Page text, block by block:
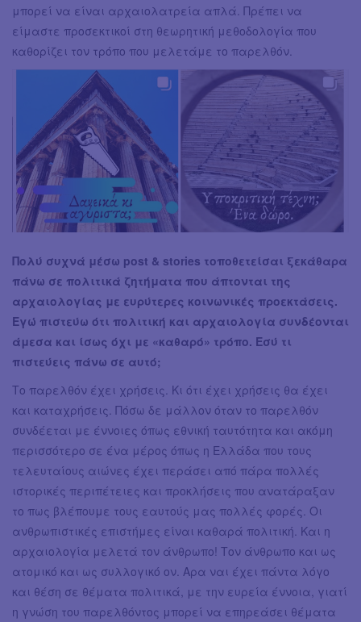
μπορεί να είναι αρχαιολατρεία απλά. Πρέπει να
είμαστε προσεκτικοί στη θεωρητική μεθοδολογία που
καθορίζει τον τρόπο που μελετάμε το παρελθόν.
Πολύ συχνά μέσω post & stories τοποθετείσαι ξεκάθαρα
πάνω σε πολιτικά ζητήματα που άπτονται της
αρχαιολογίας με ευρύτερες κοινωνικές προεκτάσεις.
Εγώ πιστεύω ότι πολιτική και αρχαιολογία συνδέονται
άμεσα και ίσως όχι με «καθαρό» τρόπο. Εσύ τι
πιστεύεις πάνω σε αυτό;
Το παρελθόν έχει χρήσεις. Κι ότι έχει χρήσεις θα έχει
και καταχρήσεις. Πόσω δε μάλλον όταν το παρελθόν
συνδέεται με έννοιες όπως εθνική ταυτότητα και ακόμη
περισσότερο σε ένα μέρος όπως η Ελλάδα που τους
τελευταίους αιώνες έχει περάσει από πάρα πολλές
ιστορικές περιπέτειες και προκλήσεις που ανατάραξαν
το πως βλέπουμε τους εαυτούς μας πολλές φορές. Οι
ανθρωπιστικές επιστήμες είναι καθαρά πολιτική. Και η
αρχαιολογία μελετά τον άνθρωπο! Τον άνθρωπο και ως
ατομικό και ως συλλογικό ον. Αρα ναι έχει πάντα λόγο
και θέση σε θέματα πολιτικά, με την ευρεία έννοια, γιατί
η γνώση του παρελθόντος μπορεί να επηρεάσει θέματα